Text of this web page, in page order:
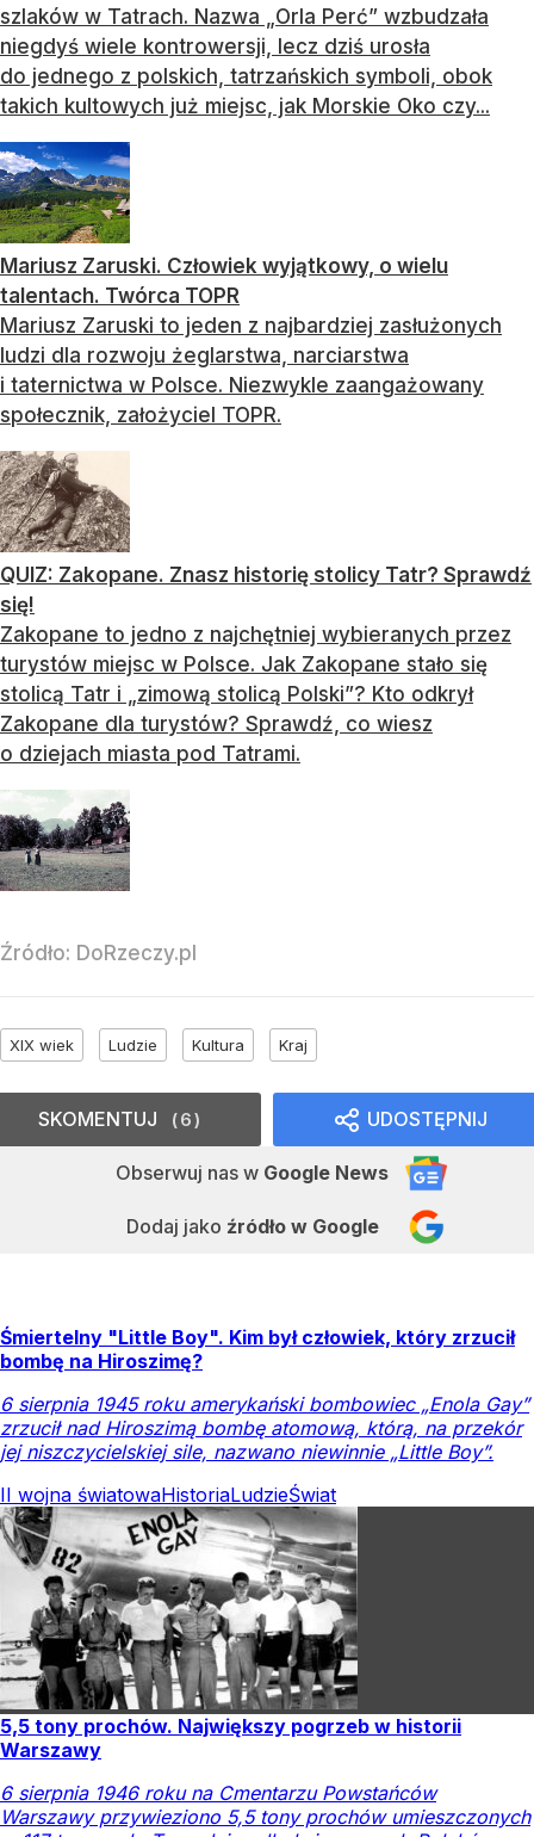
szlaków w Tatrach. Nazwa „Orla Perć” wzbudzała
niegdyś wiele kontrowersji, lecz dziś urosła
do jednego z polskich, tatrzańskich symboli, obok
takich kultowych już miejsc, jak Morskie Oko czy...
Mariusz Zaruski. Człowiek wyjątkowy, o wielu
talentach. Twórca TOPR
Mariusz Zaruski to jeden z najbardziej zasłużonych
ludzi dla rozwoju żeglarstwa, narciarstwa
i taternictwa w Polsce. Niezwykle zaangażowany
społecznik, założyciel TOPR.
QUIZ: Zakopane. Znasz historię stolicy Tatr? Sprawdź
się!
Zakopane to jedno z najchętniej wybieranych przez
turystów miejsc w Polsce. Jak Zakopane stało się
stolicą Tatr i „zimową stolicą Polski”? Kto odkrył
Zakopane dla turystów? Sprawdź, co wiesz
o dziejach miasta pod Tatrami.
Źródło: DoRzeczy.pl
XIX wiek Ludzie Kultura Kraj
UDOSTĘPNIJ
Obserwuj nas w Google News
Dodaj jako źródło w Google
SKOMENTUJ 6
Śmiertelny "Little Boy". Kim był człowiek, który zrzucił
bombę na Hiroszimę?
6 sierpnia 1945 roku amerykański bombowiec „Enola Gay”
zrzucił nad Hiroszimą bombę atomową, którą, na przekór
jej niszczycielskiej sile, nazwano niewinnie „Little Boy”.
II wojna światowaHistoriaLudzieŚwiat
5,5 tony prochów. Największy pogrzeb w historii
Warszawy
6 sierpnia 1946 roku na Cmentarzu Powstańców
Warszawy przywieziono 5,5 tony prochów umieszczonych